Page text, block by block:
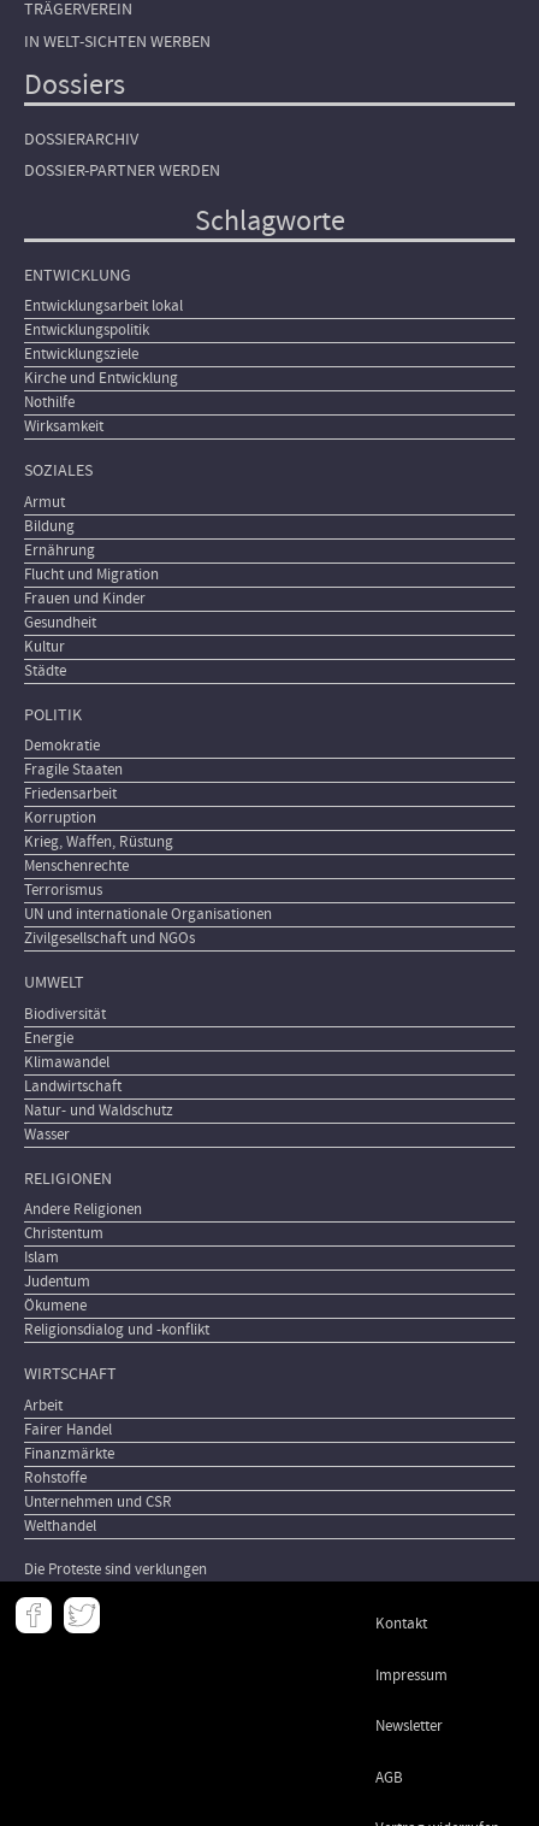
TRÄGERVEREIN
IN WELT-SICHTEN WERBEN
Dossiers
DOSSIERARCHIV
DOSSIER-PARTNER WERDEN
Schlagworte
ENTWICKLUNG
Entwicklungsarbeit lokal
Entwicklungspolitik
Entwicklungsziele
Kirche und Entwicklung
Nothilfe
Wirksamkeit
SOZIALES
Armut
Bildung
Ernährung
Flucht und Migration
Frauen und Kinder
Gesundheit
Kultur
Städte
POLITIK
Demokratie
Fragile Staaten
Friedensarbeit
Korruption
Krieg, Waffen, Rüstung
Menschenrechte
Terrorismus
UN und internationale Organisationen
Zivilgesellschaft und NGOs
UMWELT
Biodiversität
Energie
Klimawandel
Landwirtschaft
Natur- und Waldschutz
Wasser
RELIGIONEN
Andere Religionen
Christentum
Islam
Judentum
Ökumene
Religionsdialog und -konflikt
WIRTSCHAFT
Arbeit
Fairer Handel
Finanzmärkte
Rohstoffe
Unternehmen und CSR
Welthandel
Die Proteste sind verklungen
Meta
- Kontakt
Impressum
Newsletter
AGB